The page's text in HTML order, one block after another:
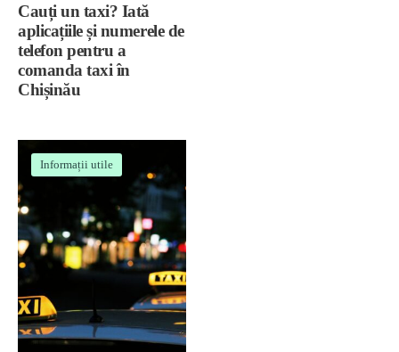
Cauți un taxi? Iată
aplicațiile și numerele de
telefon pentru a
comanda taxi în
Chișinău
Informații utile